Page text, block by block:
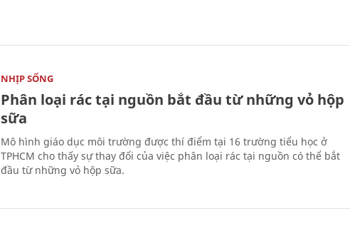
NHỊP SỐNG
Phân loại rác tại nguồn bắt đầu từ những vỏ hộp
sữa
Mô hình giáo dục môi trường được thí điểm tại 16 trường tiểu học ở
TPHCM cho thấy sự thay đổi của việc phân loại rác tại nguồn có thể bắt
đầu từ những vỏ hộp sữa.